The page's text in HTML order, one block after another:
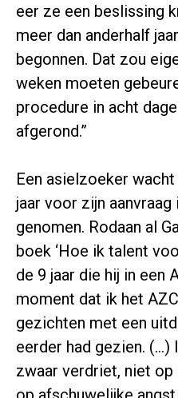
eer ze een beslissing
meer dan anderhalf
begonnen. Dat zou
weken moeten
procedure in acht
afgerond.”
Een asielzoeker
jaar voor zijn
genomen. Rodaan al
boek ‘Hoe ik talent
de 9 jaar die hij in een
moment dat ik het
gezichten met een
eerder had gezien.
zwaar verdriet, niet